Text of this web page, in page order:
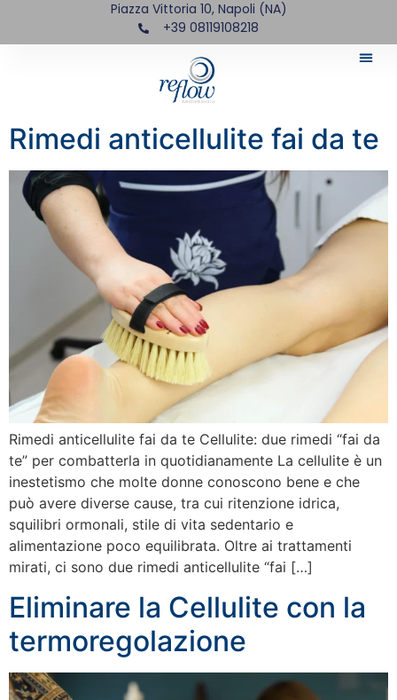
Piazza Vittoria 10, Napoli (NA)
+39 08119108218
Rimedi anticellulite fai da te
Rimedi anticellulite fai da te Cellulite: due rimedi “fai da
te” per combatterla in quotidianamente La cellulite è un
inestetismo che molte donne conoscono bene e che
può avere diverse cause, tra cui ritenzione idrica,
squilibri ormonali, stile di vita sedentario e
alimentazione poco equilibrata. Oltre ai trattamenti
mirati, ci sono due rimedi anticellulite “fai […]
Eliminare la Cellulite con la
termoregolazione